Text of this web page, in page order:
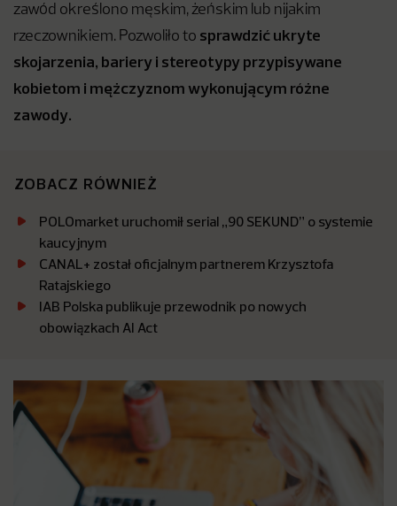
zawód określono męskim, żeńskim lub nijakim
rzeczownikiem. Pozwoliło to sprawdzić ukryte
skojarzenia, bariery i stereotypy przypisywane
kobietom i mężczyznom wykonującym różne
zawody.
ZOBACZ RÓWNIEŻ
POLOmarket uruchomił serial „90 SEKUND” o systemie
kaucyjnym
CANAL+ został oficjalnym partnerem Krzysztofa
Ratajskiego
IAB Polska publikuje przewodnik po nowych
obowiązkach AI Act